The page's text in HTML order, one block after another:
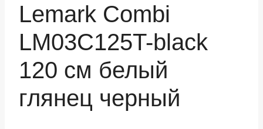
Lemark Combi
LM03C125T-black
120 см белый
глянец черный